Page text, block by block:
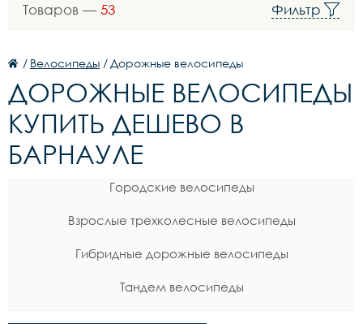
Товаров — 53 Фильтр
/ Велосипеды / Дорожные велосипеды
ДОРОЖНЫЕ ВЕЛОСИПЕДЫ
КУПИТЬ ДЕШЕВО В
БАРНАУЛЕ
Городские велосипеды
Взрослые трехколесные велосипеды
Гибридные дорожные велосипеды
Тандем велосипеды